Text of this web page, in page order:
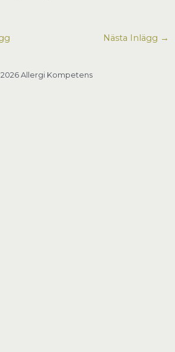
Nästa Inlägg →
Allergi Kompetens